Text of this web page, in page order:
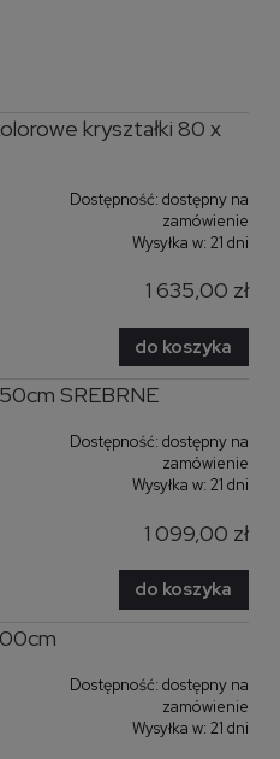
kryształki 80 x
Dostępność: dostępny na
zamówienie
Wysyłka w: 21 dni
1 635,00 zł
do koszyka
SREBRNE
Dostępność: dostępny na
zamówienie
Wysyłka w: 21 dni
1 099,00 zł
do koszyka
Dostępność: dostępny na
zamówienie
Wysyłka w: 21 dni